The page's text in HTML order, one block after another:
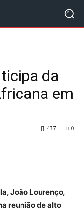
da
em
0
437
João Lourenço,
reunião de alto